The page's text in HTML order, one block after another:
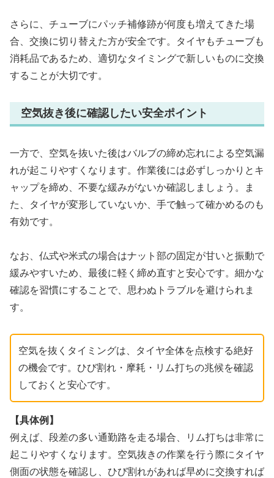
さらに、チューブにパッチ補修跡が何度も増えてきた場
合、交換に切り替えた方が安全です。タイヤもチューブも
消耗品であるため、適切なタイミングで新しいものに交換
することが大切です。
空気抜き後に確認したい安全ポイント
一方で、空気を抜いた後はバルブの締め忘れによる空気漏
れが起こりやすくなります。作業後には必ずしっかりとキ
ャップを締め、不要な緩みがないか確認しましょう。ま
た、タイヤが変形していないか、手で触って確かめるのも
有効です。
なお、仏式や米式の場合はナット部の固定が甘いと振動で
緩みやすいため、最後に軽く締め直すと安心です。細かな
確認を習慣にすることで、思わぬトラブルを避けられま
す。
空気を抜くタイミングは、タイヤ全体を点検する絶好
の機会です。ひび割れ・摩耗・リム打ちの兆候を確認
しておくと安心です。
【具体例】
例えば、段差の多い通勤路を走る場合、リム打ちは非常に
起こりやすくなります。空気抜きの作業を行う際にタイヤ
側面の状態を確認し、ひび割れがあれば早めに交換すれば